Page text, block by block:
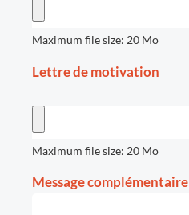
Maximum file size: 20 Mo
Lettre de motivation
Maximum file size: 20 Mo
Message complémentaire